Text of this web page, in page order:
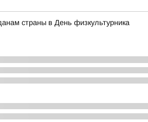
страны в День физкультурника